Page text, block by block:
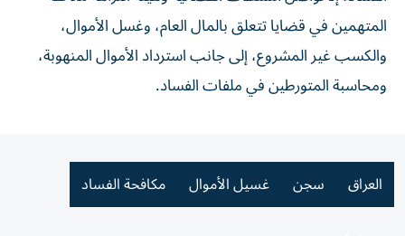
المتهمين في قضايا تتعلق بالمال العام، وغسل الأموال،
والكسب غير المشروع، إلى جانب استرداد الأموال المنهوبة،
ومحاسبة المتورطين في ملفات الفساد.
العراق سجن غسيل الأموال مكافحة الفساد